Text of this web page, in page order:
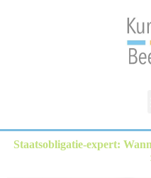
Staatsobligatie-expert: